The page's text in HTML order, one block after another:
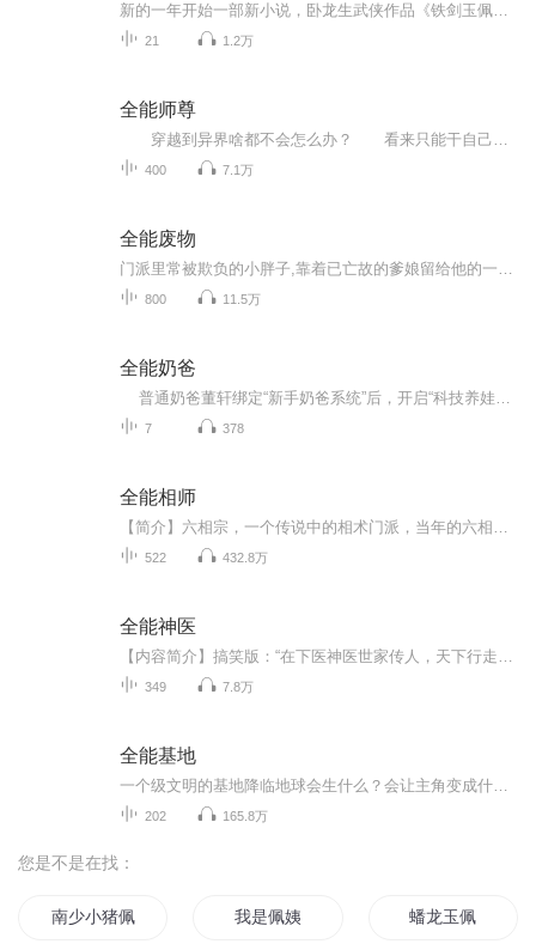
21 1.2万
全能师尊
400 7.1万
全能废物
800 11.5万
全能奶爸
7 378
全能相师
522 432.8万
全能神医
349 7.8万
全能基地
202 165.8万
您是不是在找：
南少小猪佩奇你配我 我是佩姨 蟠龙玉佩